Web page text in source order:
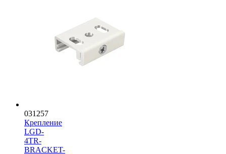
031257
Крепление
LGD-
4TR-
BRACKET-